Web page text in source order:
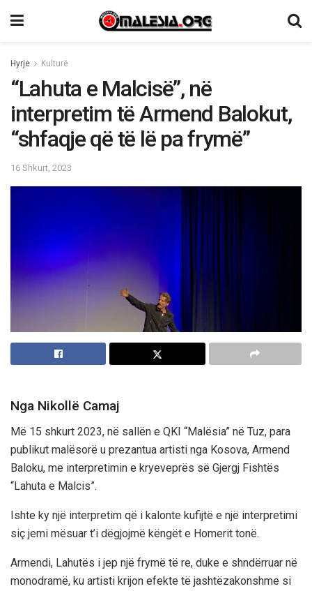
Hyrje Kulturë
“Lahuta e Malcisë”, në
interpretim të Armend Balokut,
“shfaqje që të lë pa frymë”
16 Shkurt, 2023
Nga Nikollë Camaj
Më 15 shkurt 2023, në sallën e QKI “Malësia” në Tuz, para
publikut malësorë u prezantua artisti nga Kosova, Armend
Baloku, me interpretimin e kryeveprës së Gjergj Fishtës
“Lahuta e Malcis”.
Ishte ky një interpretim që i kalonte kufijtë e një interpretimi
siç jemi mësuar t’i dëgjojmë këngët e Homerit tonë.
Armendi, Lahutës i jep një frymë të re, duke e shndërruar në
monodramë, ku artisti krijon efekte të jashtëzakonshme si